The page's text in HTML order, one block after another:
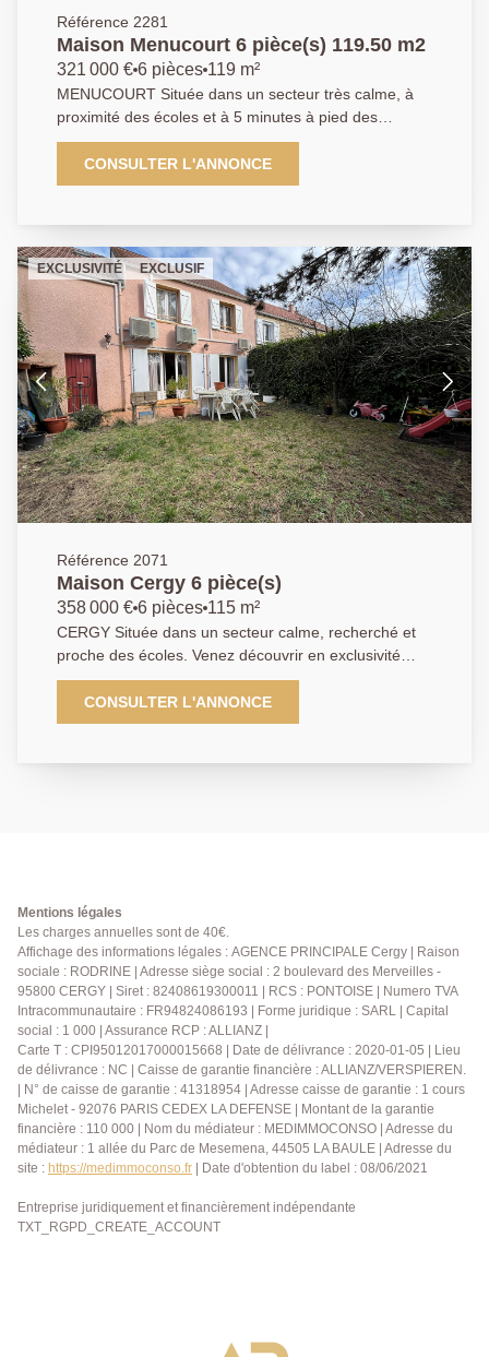
Référence 2281
Maison Menucourt 6 pièce(s) 119.50 m2
321 000 € 6 pièces 119 m²
MENUCOURT Située dans un secteur très calme, à
proximité des écoles et à 5 minutes à pied des
commodités, nous vous invitons à découvrir cette
maison de 6 pièces offrant : une entrée, un séjour
double traversant donnant un accès direct à une
cuisine indépendante aménagée et équipée, WC,
buanderie, cellier et garage attenant. À l'étage, vous
trouverez quatre chambres, dont une suite parentale
avec salle d'eau et coin bureau, ainsi qu'une salle de
bains avec WC. La maison dispose également de
combles aménagés. Ne tardez pas à nous contacter :
idéal pour une famille ! Classe énergétique : D. 01 84
24 09 09
CONSULTER L'ANNONCE
EXCLUSIVITÉ EXCLUSIF
Référence 2071
Maison Cergy 6 pièce(s)
358 000 € 6 pièces 115 m²
CERGY Située dans un secteur calme, recherché et
proche des écoles. Venez découvrir en exclusivité
cette charmante maison. Elle se compose ainsi : au
rez-de-chaussée une entrée, un salon lumineux
donnant sur un beau jardin, une cuisine
EXCLUSIVITE. 01 84 24 09 09
CONSULTER L'ANNONCE
Mentions légales
Les charges annuelles sont de 40€.
Affichage des informations légales : AGENCE PRINCIPALE Cergy | Raison
sociale : RODRINE | Adresse siège social : 2 boulevard des Merveilles -
95800 CERGY | Siret : 82408619300011 | RCS : PONTOISE | Numero TVA
Intracommunautaire : FR94824086193 | Forme juridique : SARL | Capital
social : 1 000 | Assurance RCP : ALLIANZ |
Carte T : CPI95012017000015668 | Date de délivrance : 2020-01-05 | Lieu
de délivrance : NC | Caisse de garantie financière : ALLIANZ/VERSPIEREN.
| N° de caisse de garantie : 41318954 | Adresse caisse de garantie : 1 cours
Michelet - 92076 PARIS CEDEX LA DEFENSE | Montant de la garantie
financière : 110 000 | Nom du médiateur : MEDIMMOCONSO | Adresse du
médiateur : 1 allée du Parc de Mesemena, 44505 LA BAULE | Adresse du
site : https://medimmoconso.fr | Date d'obtention du label : 08/06/2021
Entreprise juridiquement et financièrement indépendante
TXT_RGPD_CREATE_ACCOUNT